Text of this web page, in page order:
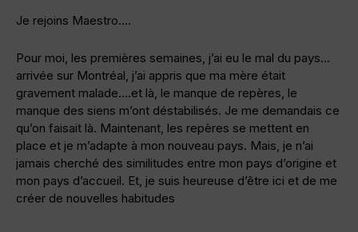
Je rejoins Maestro….
Pour moi, les premières semaines, j’ai eu le mal du pays…
arrivée sur Montréal, j’ai appris que ma mère était
gravement malade….et là, le manque de repères, le
manque des siens m’ont déstabilisés. Je me demandais ce
qu’on faisait là. Maintenant, les repères se mettent en
place et je m’adapte à mon nouveau pays. Mais, je n’ai
jamais cherché des similitudes entre mon pays d’origine et
mon pays d’accueil. Et, je suis heureuse d’être ici et de me
créer de nouvelles habitudes